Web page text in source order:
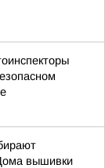
вышивки